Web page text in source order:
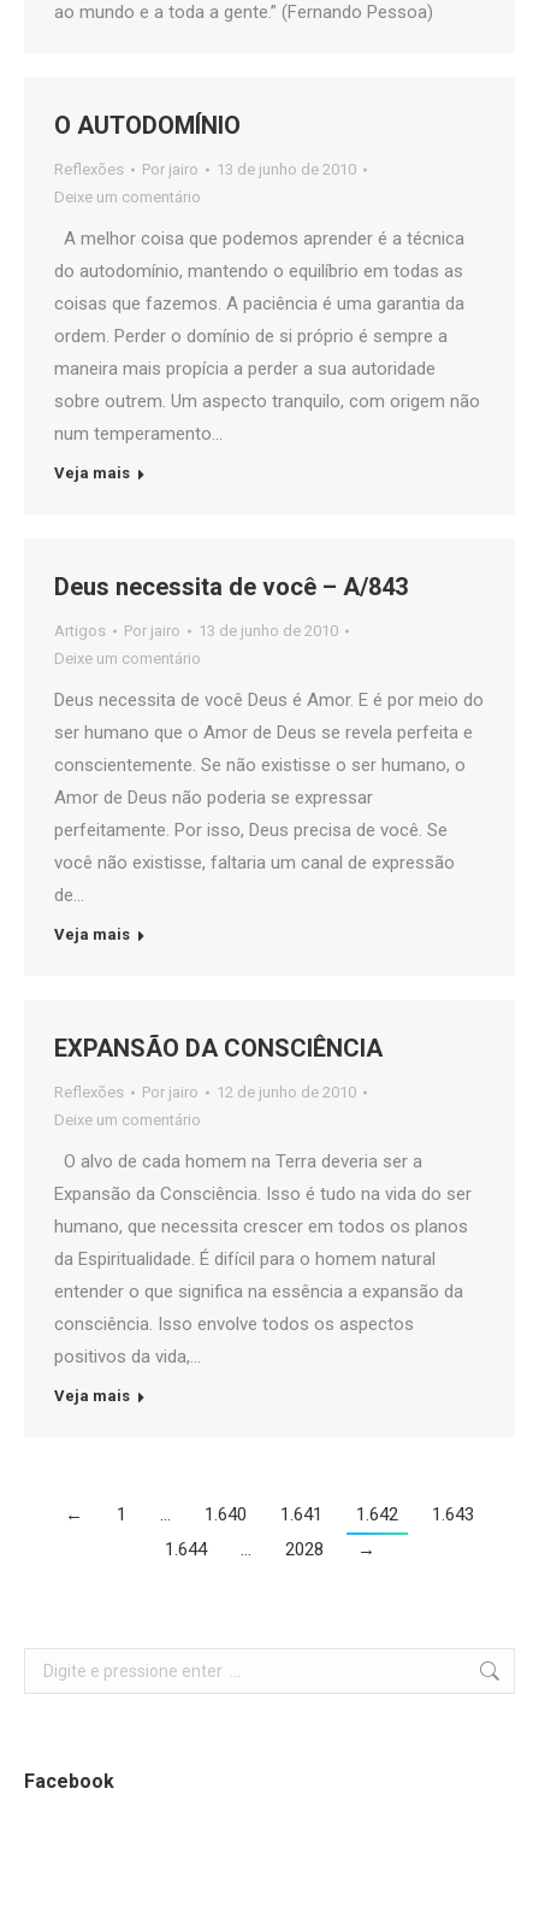
ao mundo e a toda a gente.” (Fernando Pessoa)
O AUTODOMÍNIO
Reflexões Por jairo
13 de junho de 2010
Deixe um comentário
A melhor coisa que podemos aprender é a técnica
do autodomínio, mantendo o equilíbrio em todas as
coisas que fazemos. A paciência é uma garantia da
ordem. Perder o domínio de si próprio é sempre a
maneira mais propícia a perder a sua autoridade
sobre outrem. Um aspecto tranquilo, com origem não
num temperamento…
Veja mais
Deus necessita de você – A/843
Artigos Por jairo
13 de junho de 2010
Deixe um comentário
Deus necessita de você Deus é Amor. E é por meio do
ser humano que o Amor de Deus se revela perfeita e
conscientemente. Se não existisse o ser humano, o
Amor de Deus não poderia se expressar
perfeitamente. Por isso, Deus precisa de você. Se
você não existisse, faltaria um canal de expressão
de…
Veja mais
EXPANSÃO DA CONSCIÊNCIA
Reflexões Por jairo
12 de junho de 2010
Deixe um comentário
O alvo de cada homem na Terra deveria ser a
Expansão da Consciência. Isso é tudo na vida do ser
humano, que necessita crescer em todos os planos
da Espiritualidade. É difícil para o homem natural
entender o que significa na essência a expansão da
consciência. Isso envolve todos os aspectos
positivos da vida,…
Veja mais
← 1 … 1.640 1.641 1.642
1.643
1.644
… 2028 →
Search:
Facebook